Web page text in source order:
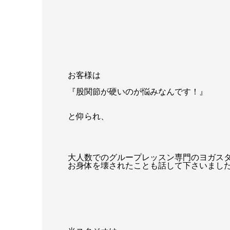
お客様は
『股関節が硬いのが悩みなんです！』
と仰られ、
大人数でのグループレッスン専門のヨガス
お身体を壊されたことも話して下さいました